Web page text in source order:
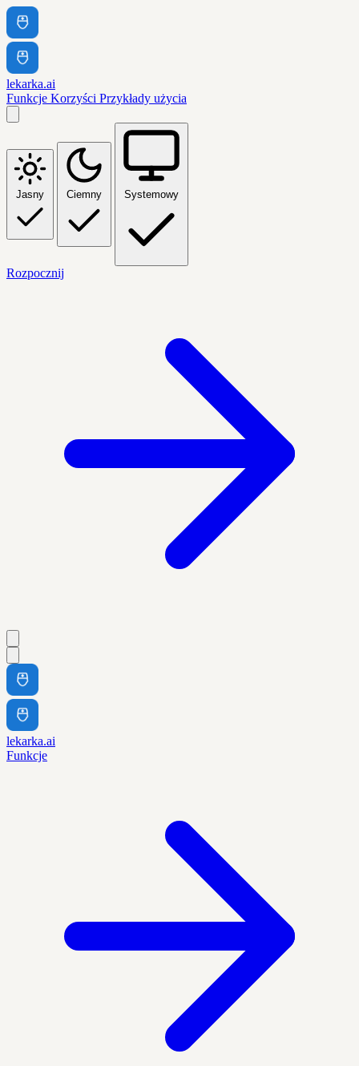
lekarka.ai
Funkcje Korzyści Przykłady użycia
Jasny Ciemny Systemowy
Rozpocznij
lekarka.ai
Funkcje